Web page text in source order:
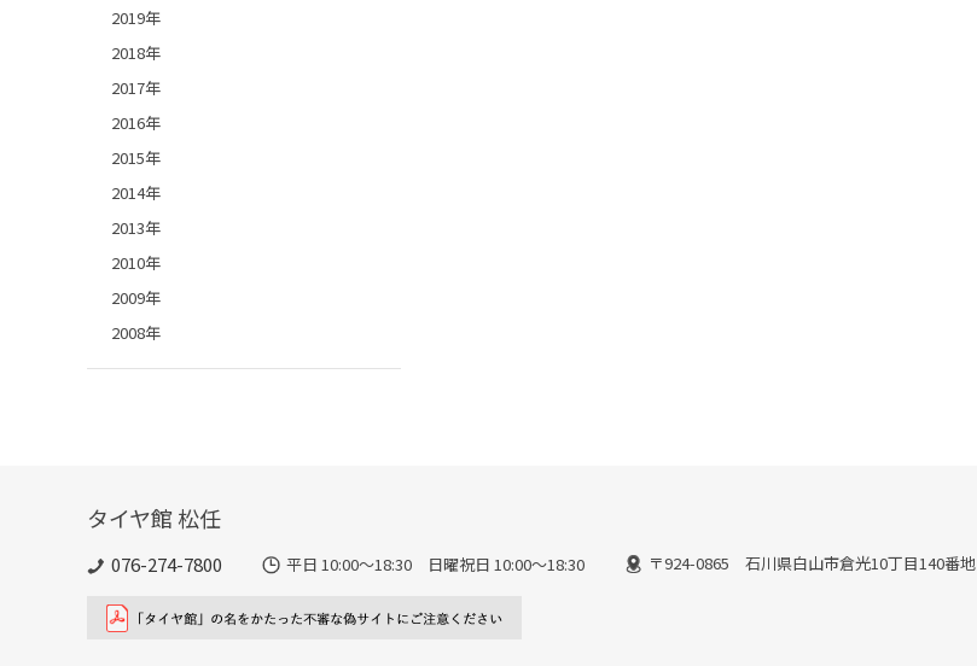
2019年
2018年
2017年
2016年
2015年
2014年
2013年
2010年
2009年
2008年
タイヤ館 松任
076-274-7800 平日 10:00～18:30 日曜祝日 10:00～18:30 〒924-0865 石川県白山市倉光10丁目140番地